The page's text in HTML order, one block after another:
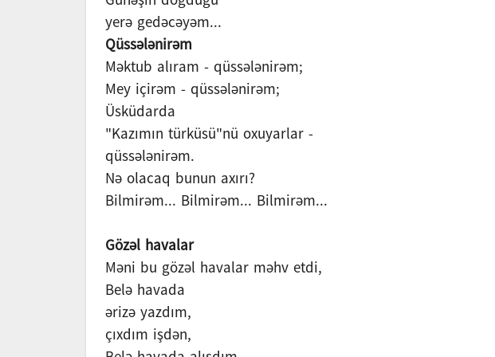
yerə gedəcəyəm...
Qüssələnirəm
Məktub alıram - qüssələnirəm;
Mey içirəm - qüssələnirəm;
Üsküdarda
"Kazımın türküsü"nü oxuyarlar -
qüssələnirəm.
Nə olacaq bunun axırı?
Bilmirəm... Bilmirəm... Bilmirəm...
Gözəl havalar
Məni bu gözəl havalar məhv etdi,
Belə havada
ərizə yazdım,
çıxdım işdən,